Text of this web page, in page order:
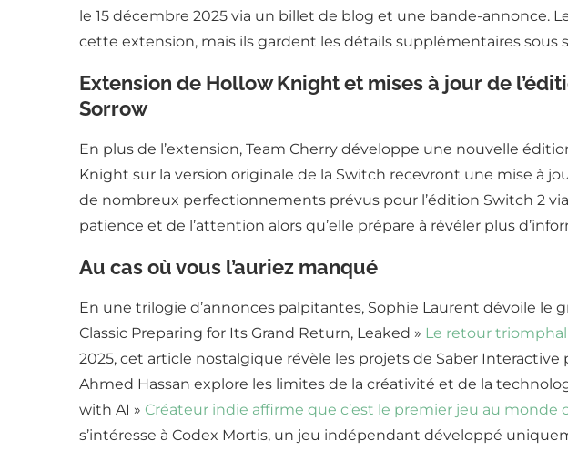
le 15 décembre 2025 via un billet de blog et une bande-annonce.
cette extension, mais ils gardent les détails supplémentaires sous
Extension de Hollow Knight et mises à jour de
Sorrow
En plus de l’extension, Team Cherry développe une nouvelle
Knight sur la version originale de la Switch recevront une mise à
de nombreux perfectionnements prévus pour l’édition Switch 2
patience et de l’attention alors qu’elle prépare à révéler plus
Au cas où vous l’auriez manqué
En une trilogie d’annonces palpitantes, Sophie Laurent dévoile le
Classic Preparing for Its Grand Return, Leaked » Le retour
2025, cet article nostalgique révèle les projets de Saber
Ahmed Hassan explore les limites de la créativité et de la
with AI » Créateur indie affirme que c’est le premier jeu au monde
s’intéresse à Codex Mortis, un jeu indépendant développé